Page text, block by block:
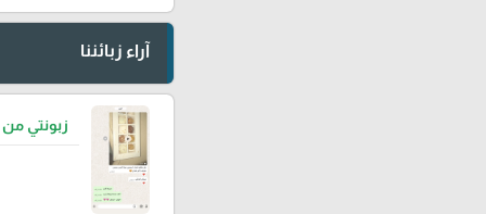
آراء زبائننا
زبونتي